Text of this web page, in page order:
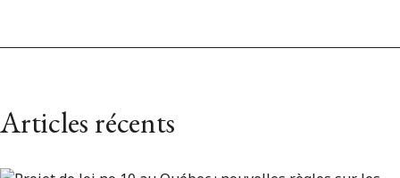
Articles récents